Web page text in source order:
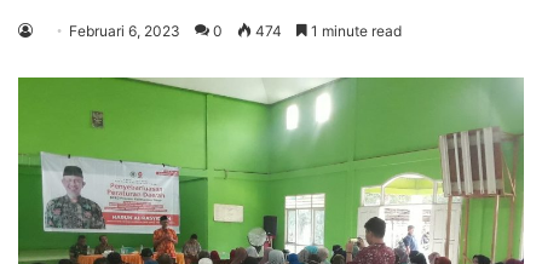
Februari 6, 2023 0 474 1 minute read